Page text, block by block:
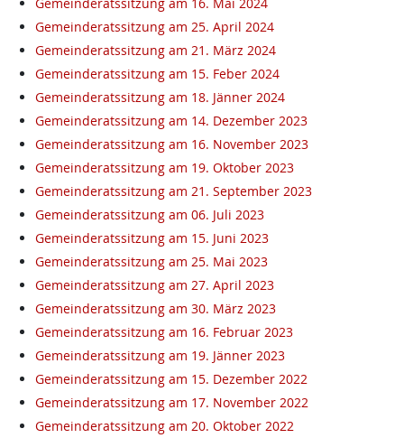
Gemeinderatssitzung am 25. April 2024
Gemeinderatssitzung am 21. März 2024
Gemeinderatssitzung am 15. Feber 2024
Gemeinderatssitzung am 18. Jänner 2024
Gemeinderatssitzung am 14. Dezember 2023
Gemeinderatssitzung am 16. November 2023
Gemeinderatssitzung am 19. Oktober 2023
Gemeinderatssitzung am 21. September 2023
Gemeinderatssitzung am 06. Juli 2023
Gemeinderatssitzung am 15. Juni 2023
Gemeinderatssitzung am 25. Mai 2023
Gemeinderatssitzung am 27. April 2023
Gemeinderatssitzung am 30. März 2023
Gemeinderatssitzung am 16. Februar 2023
Gemeinderatssitzung am 19. Jänner 2023
Gemeinderatssitzung am 15. Dezember 2022
Gemeinderatssitzung am 17. November 2022
Gemeinderatssitzung am 20. Oktober 2022